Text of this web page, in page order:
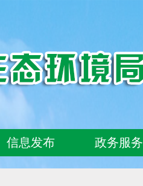
信息发布 政务服务